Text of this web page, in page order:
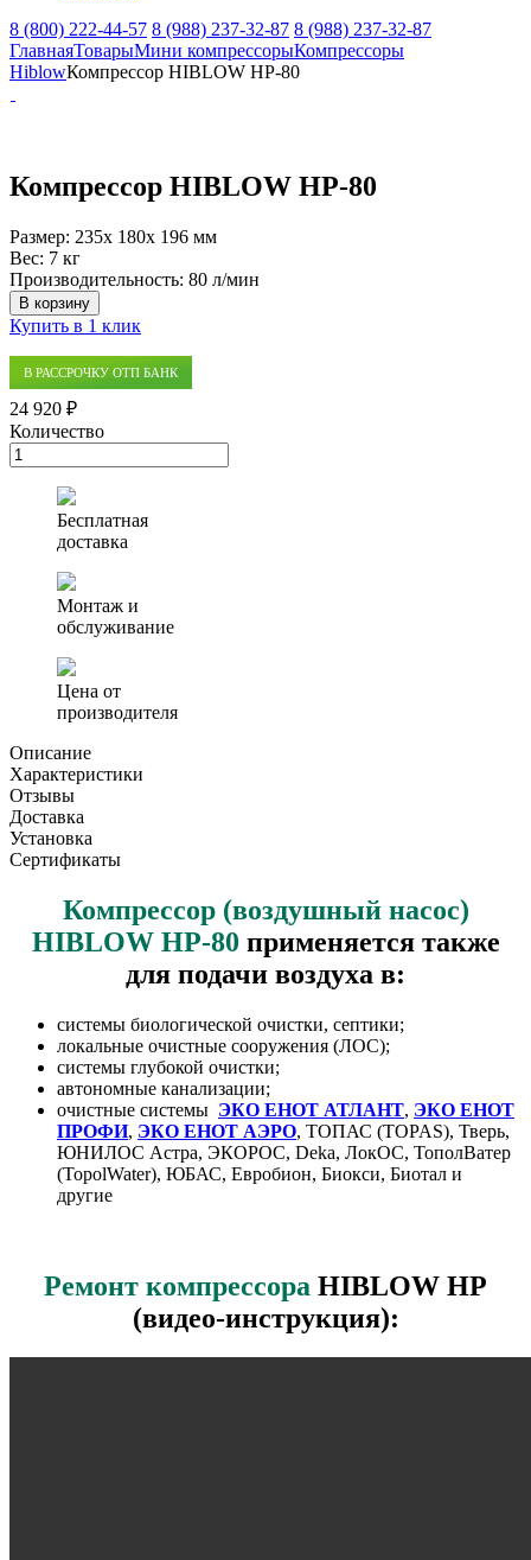
8 (800) 222-44-57 8 (988) 237-32-87 8 (988) 237-32-87
ГлавнаяТоварыМини компрессорыКомпрессоры
HiblowКомпрессор HIBLOW HP-80
Компрессор HIBLOW HP-80
Размер: 235x 180x 196 мм
Вес: 7 кг
Производительность: 80 л/мин
В корзину
Купить в 1 клик
В РАССРОЧКУ ОТП БАНК
24 920 ₽
Количество
Количество
товара
Компрессор
HIBLOWБесплатная
доставка
Монтаж и
обслуживание
Цена от
производителя
Описание
Характеристики
Отзывы
Доставка
Установка
Сертификаты
Компрессор (воздушный насос)
HIBLOW HP-80 применяется также
для подачи воздуха в:
системы биологической очистки, септики;
локальные очистные сооружения (ЛОС);
системы глубокой очистки;
автономные канализации;
очистные системы ЭКО ЕНОТ АТЛАНТ, ЭКО ЕНОТ
ПРОФИ, ЭКО ЕНОТ АЭРО, ТОПАС (TOPAS), Тверь,
ЮНИЛОС Астра, ЭКОРОС, Deka, ЛокОС, ТополВатер
(TopolWater), ЮБАС, Евробион, Биокси, Биотал и
другие
Ремонт компрессора HIBLOW HP
(видео-инструкция):